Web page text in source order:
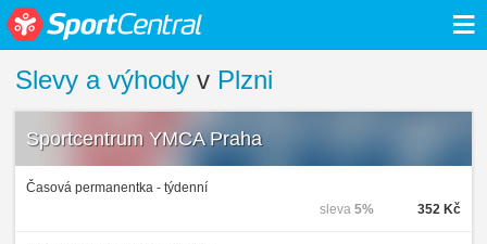
≡
Slevy a výhody v Plzni
Sportcentrum YMCA Praha
Časová permanentka - týdenní
352 Kč
sleva 5%